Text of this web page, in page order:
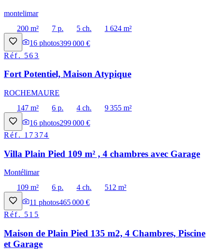
montelimar
200 m²
7 p. 5 ch.
1 624 m²
16 photos399 000 €
Réf. 563
Fort Potentiel, Maison Atypique
ROCHEMAURE
147 m²
6 p. 4 ch.
9 355 m²
16 photos299 000 €
Réf. 17374
Villa Plain Pied 109 m² , 4 chambres avec Garage
Montélimar
109 m²
6 p. 4 ch.
512 m²
11 photos465 000 €
Réf. 515
Maison de Plain Pied 135 m2, 4 Chambres, Piscine
et Garage